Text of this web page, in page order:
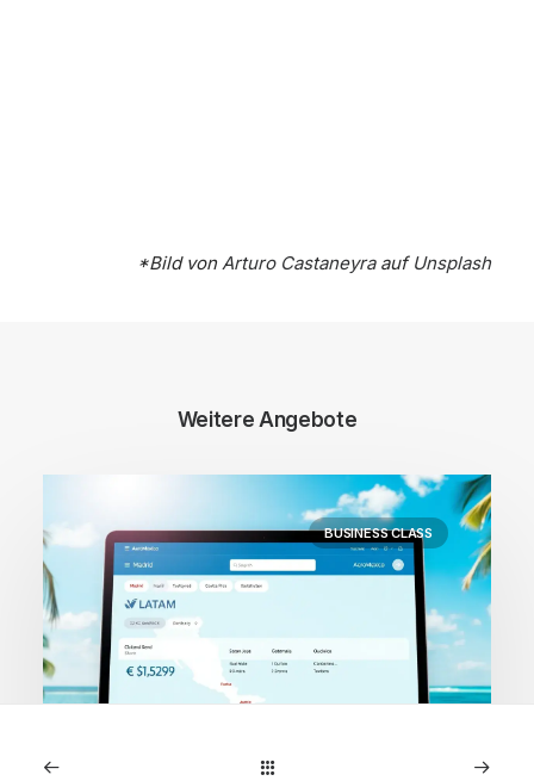
*Bild vonArturo Castaneyraauf Unsplash
Weitere Angebote
BUSINESS CLASS